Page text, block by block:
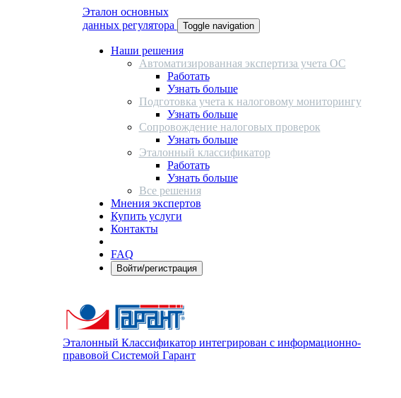
Эталон основных
данных регулятора
Toggle navigation
Наши решения
Автоматизированная экспертиза учета ОС
Работать
Узнать больше
Подготовка учета к налоговому мониторингу
Узнать больше
Сопровождение налоговых проверок
Узнать больше
Эталонный классификатор
Работать
Узнать больше
Все решения
Мнения экспертов
Купить услуги
Контакты
FAQ
Войти/регистрация
Эталонный Классификатор интегрирован с информационно-
правовой Системой Гарант